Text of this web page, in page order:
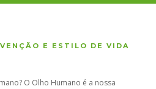
E ESTILO DE VIDA
O Olho Humano é a nossa